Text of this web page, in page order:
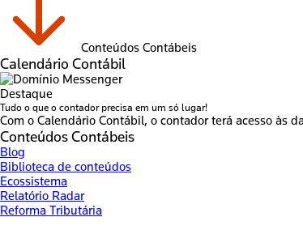
Conteúdos Contábeis
Calendário Contábil
Destaque
Tudo o que o contador precisa em um só lugar!
Com o Calendário Contábil, o contador terá acesso às
Conteúdos Contábeis
Blog
Biblioteca de conteúdos
Ecossistema
Relatório Radar
Reforma Tributária